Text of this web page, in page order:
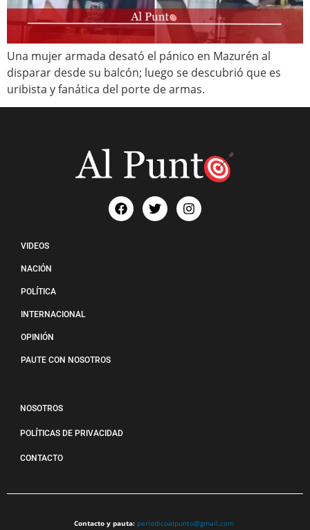
Una mujer armada desató el pánico en Mazurén al
disparar desde su balcón; luego se descubrió que es
uribista y fanática del porte de armas.
VIDEOS
NACIÓN
POLÍTICA
INTERNACIONAL
OPINIÓN
PAUTE CON NOSOTROS
NOSOTROS
POLÍTICAS DE PRIVACIDAD
CONTACTO
Contacto y pauta: periodicoalpunto@gmail.com